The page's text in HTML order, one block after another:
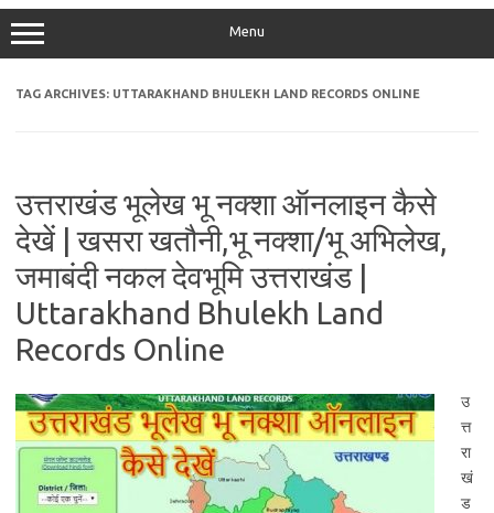
Menu
TAG ARCHIVES: UTTARAKHAND BHULEKH LAND RECORDS ONLINE
उत्तराखंड भूलेख भू नक्शा ऑनलाइन कैसे
देखें | खसरा खतौनी,भू नक्शा/भू अभिलेख,
जमाबंदी नकल देवभूमि उत्तराखंड |
Uttarakhand Bhulekh Land
Records Online
उ
त्त
रा
खं
ड